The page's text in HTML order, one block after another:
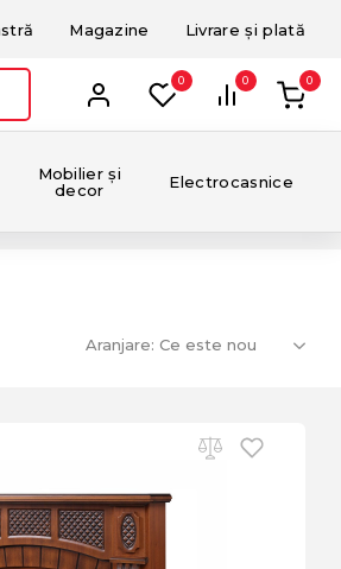
Magazine Livrare și plată
0 0 0
Mobilier și
decor
Electrocasnice
Aranjare: